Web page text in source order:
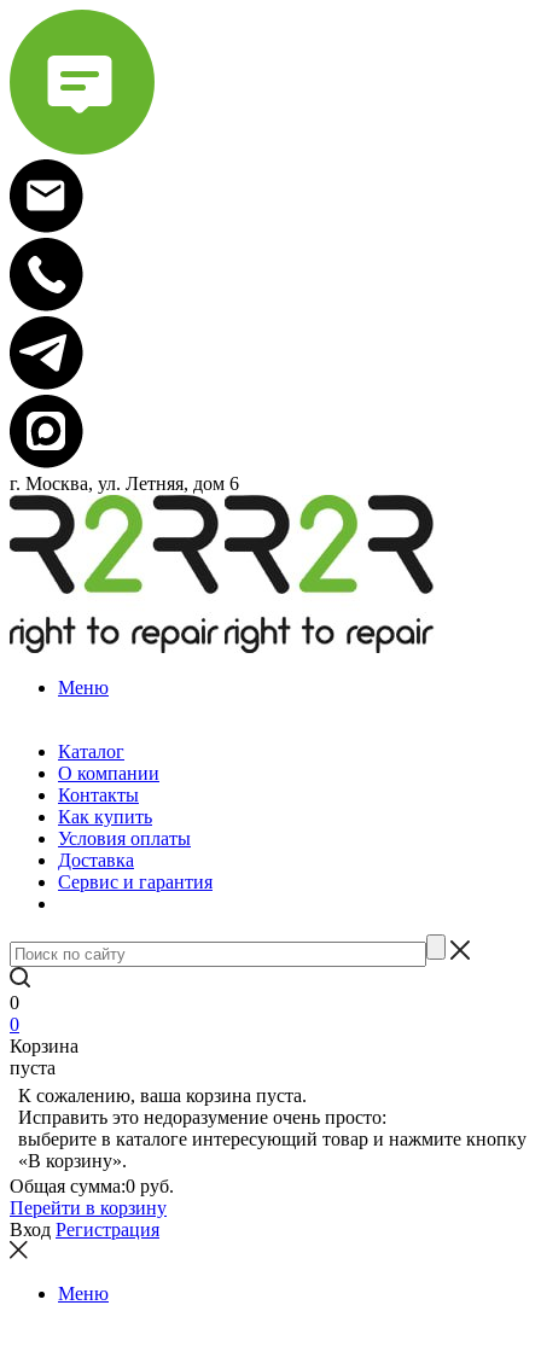
г. Москва, ул. Летняя, дом 6
Меню
Каталог
О компании
Контакты
Как купить
Условия оплаты
Доставка
Сервис и гарантия
0
0
Корзина
пуста
К сожалению, ваша корзина пуста.
Исправить это недоразумение очень просто:
выберите в каталоге интересующий товар и нажмите кнопку
«В корзину».
Общая сумма:0 руб.
Перейти в корзину
Вход Регистрация
Меню